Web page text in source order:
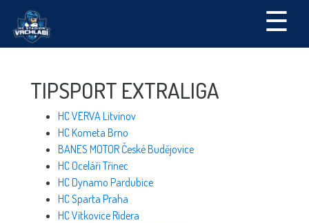
☰
TIPSPORT EXTRALIGA
HC VERVA Litvínov
HC Kometa Brno
BANES MOTOR České Budějovice
HC Oceláři Třinec
HC Dynamo Pardubice
HC Sparta Praha
HC Vítkovice Ridera